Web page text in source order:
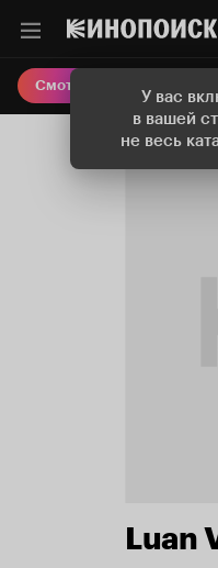
У вас
в вашей
не весь
Смотреть кино
Luan